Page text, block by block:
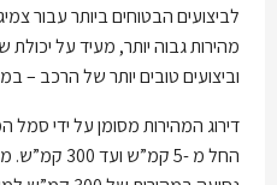
לביצועים הבטוחים ביותר עבור
מהירות גבוה יותר, מעיד על
וביצועים טובים יותר של הרכב –
החל מ -5